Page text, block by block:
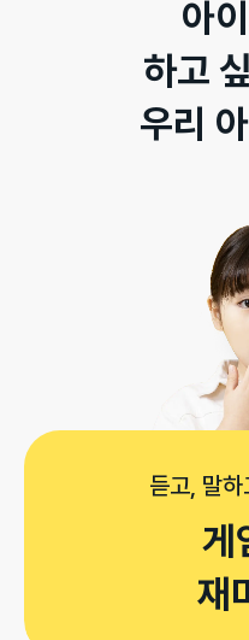
아
하고
우리
듣고, 말
게
재